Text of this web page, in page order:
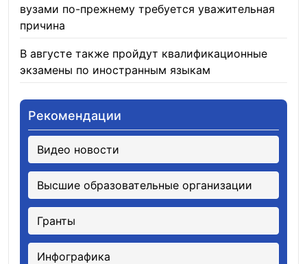
вузами по-прежнему требуется уважительная
причина
В августе также пройдут квалификационные
экзамены по иностранным языкам
Рекомендации
Видео новости
Высшие образовательные организации
Гранты
Инфографика